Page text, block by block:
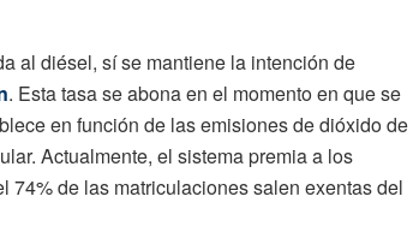
al diésel, sí se mantiene la intención de
. Esta tasa se abona en el momento en que se
en función de las emisiones de dióxido de
Actualmente, el sistema premia a los
74% de las matriculaciones salen exentas del